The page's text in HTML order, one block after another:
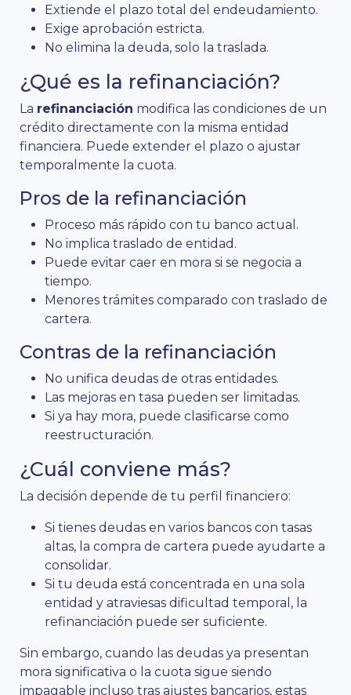
Extiende el plazo total del endeudamiento.
Exige aprobación estricta.
No elimina la deuda, solo la traslada.
¿Qué es la refinanciación?
La refinanciación modifica las condiciones de un
crédito directamente con la misma entidad
financiera. Puede extender el plazo o ajustar
temporalmente la cuota.
Pros de la refinanciación
Proceso más rápido con tu banco actual.
No implica traslado de entidad.
Puede evitar caer en mora si se negocia a
tiempo.
Menores trámites comparado con traslado de
cartera.
Contras de la refinanciación
No unifica deudas de otras entidades.
Las mejoras en tasa pueden ser limitadas.
Si ya hay mora, puede clasificarse como
reestructuración.
¿Cuál conviene más?
La decisión depende de tu perfil financiero:
Si tienes deudas en varios bancos con tasas
altas, la compra de cartera puede ayudarte a
consolidar.
Si tu deuda está concentrada en una sola
entidad y atraviesas dificultad temporal, la
refinanciación puede ser suficiente.
Sin embargo, cuando las deudas ya presentan
mora significativa o la cuota sigue siendo
impagable incluso tras ajustes bancarios, estas